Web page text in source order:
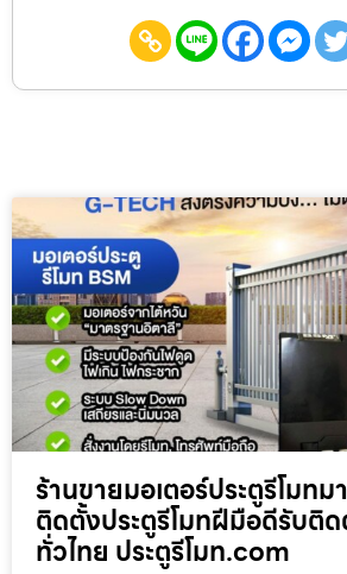
ร้านขายมอเตอร์ประตูรีโมท
ติดตั้งประตูรีโมทฝีมือดีรับติด
ทั่วไทย ประตูรีโมท.com